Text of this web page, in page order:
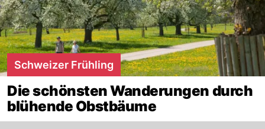
Schweizer Frühling
Die schönsten Wanderungen durch
blühende Obstbäume